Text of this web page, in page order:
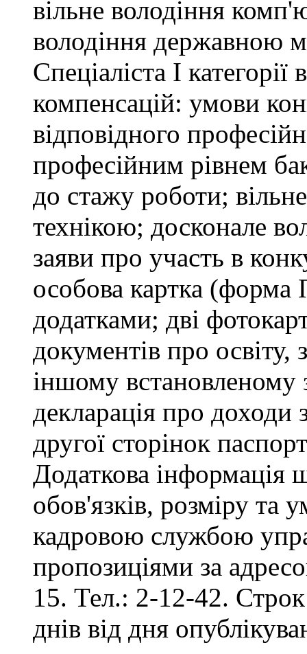
вільне володіння
володіння державною
Спеціаліста І
компенсацій: умови
відповідного
професійним рівнем
до стажу роботи;
технікою; досконале
заяви про участь в
особова картка
додатками; дві
документів про освіту,
іншому встановленому
декларація про доходи
другої сторінок
Додаткова інформація
обов'язків, розміру та
кадровою службою
пропозиціями за
15. Тел.: 2-12-42.
днів від дня